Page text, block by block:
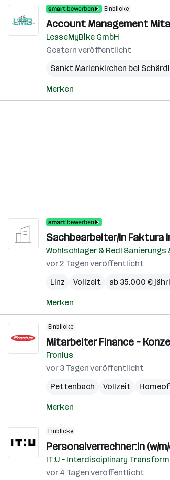
Einblicke
Account Management
LeaseMyBike GmbH
Gestern veröffentlicht
Sankt Marienkirchen bei
Merken
Sachbearbeiter/in Faktura
Wohlschlager & Redl Sanierungs
vor 2 Tagen veröffentlicht
Linz
Vollzeit ab 35.000 €
Merken
Einblicke
Mitarbeiter Finance –
Fronius
vor 3 Tagen veröffentlicht
Pettenbach
Vollzeit
Merken
Einblicke
Personalverrechner:in (w/
IT:U – Interdisciplinary
vor 4 Tagen veröffentlicht